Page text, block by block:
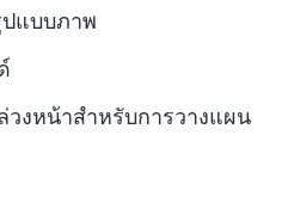
แบบภาพ
วงหน้าสำหรับการวางแผน